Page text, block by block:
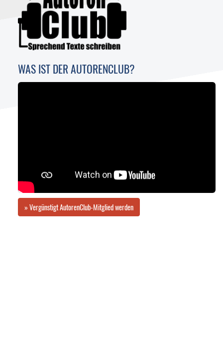
WAS IST DER AUTORENCLUB?
» Vergünstigt AutorenClub-Mitglied werden